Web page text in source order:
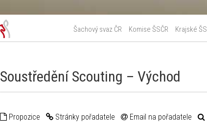
Šachový svaz ČR Komise ŠSČR Krajské ŠS
Soustředění Scouting – Východ
Propozice Stránky pořadatele Email na pořadatele